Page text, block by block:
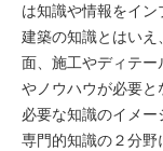
は知識や情報をイン
建築の知識とはいえ
面、施工やディテ
やノウハウが必要
必要な知識のイメ
専門的知識の２分野